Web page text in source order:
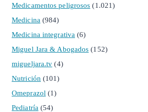
Medicamentos peligrosos (1.021)
Medicina (984)
Medicina integrativa (6)
Miguel Jara & Abogados (152)
migueljara.tv (4)
Nutrición (101)
Omeprazol (1)
Pediatría (54)